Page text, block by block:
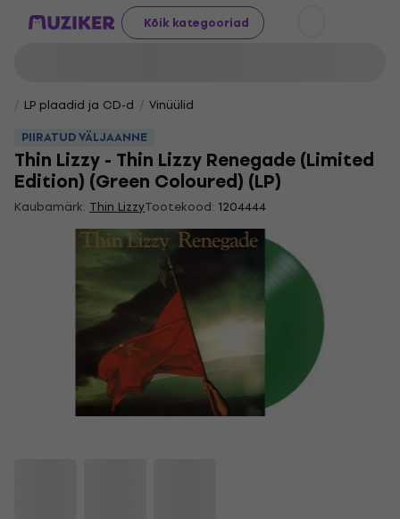
Kõik kategooriad
LP plaadid ja CD-d
Vinüülid
PIIRATUD VÄLJAANNE
Thin Lizzy - Thin Lizzy Renegade (Limited
Edition) (Green Coloured) (LP)
Kaubamärk: Thin LizzyTootekood: 1204444